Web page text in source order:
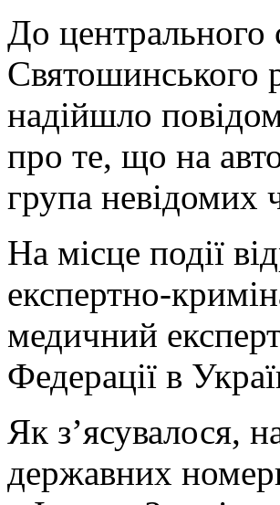
До центрального
Святошинського
надійшло
про те, що на
група невідомих
На місце події
експертно-
медичний
Федерації в
Як з’ясувалося,
державних